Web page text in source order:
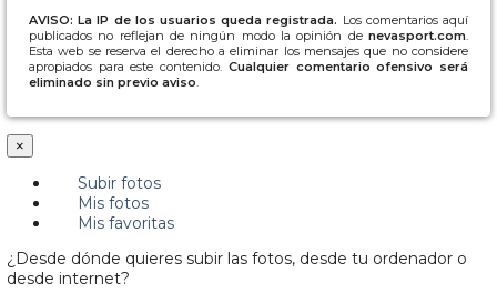
AVISO: La IP de los usuarios queda registrada. Los comentarios aquí
publicados no reflejan de ningún modo la opinión de nevasport.com.
Esta web se reserva el derecho a eliminar los mensajes que no considere
apropiados para este contenido. Cualquier comentario ofensivo será
eliminado sin previo aviso.
×
Subir fotos
Mis fotos
Mis favoritas
¿Desde dónde quieres subir las fotos, desde tu ordenador o
desde internet?